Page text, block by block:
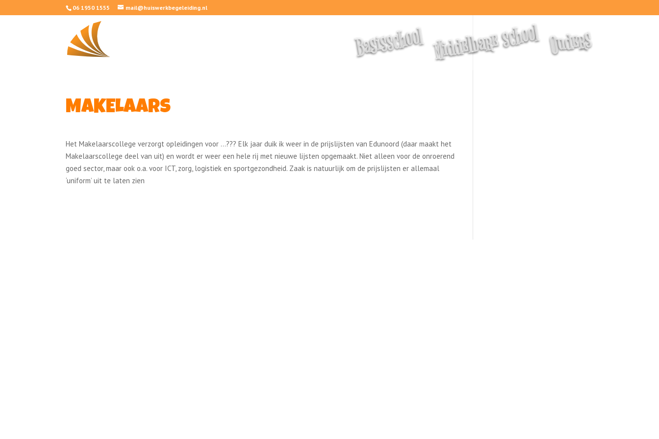
06 1950 1555 mail@huiswerkbegeleiding.nl
Basisschool Middelbare school Ouders
MAKELAARS
Het Makelaarscollege verzorgt opleidingen voor …??? Elk jaar duik ik weer in de prijslijsten van Edunoord (daar maakt het
Makelaarscollege deel van uit) en wordt er weer een hele rij met nieuwe lijsten opgemaakt. Niet alleen voor de onroerend
goed sector, maar ook o.a. voor ICT, zorg, logistiek en sportgezondheid. Zaak is natuurlijk om de prijslijsten er allemaal
‘uniform’ uit te laten zien